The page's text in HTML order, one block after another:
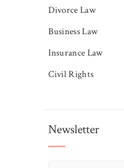
Divorce Law
Business Law
Insurance Law
Civil Rights
Newsletter